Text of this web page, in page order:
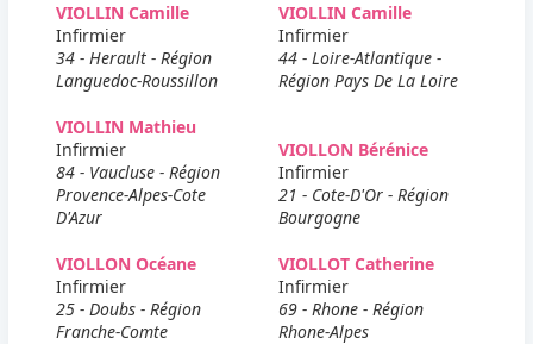
VIOLLIN Camille
Infirmier
34 - Herault - Région
Languedoc-Roussillon
VIOLLIN Camille
Infirmier
44 - Loire-Atlantique -
Région Pays De La Loire
VIOLLIN Mathieu
Infirmier
84 - Vaucluse - Région
Provence-Alpes-Cote
D'Azur
VIOLLON Bérénice
Infirmier
21 - Cote-D'Or - Région
Bourgogne
VIOLLON Océane
Infirmier
25 - Doubs - Région
Franche-Comte
VIOLLOT Catherine
Infirmier
69 - Rhone - Région
Rhone-Alpes